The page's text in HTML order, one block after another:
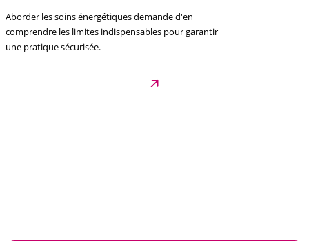
Aborder les soins énergétiques demande d'en
comprendre les limites indispensables pour garantir
une pratique sécurisée.